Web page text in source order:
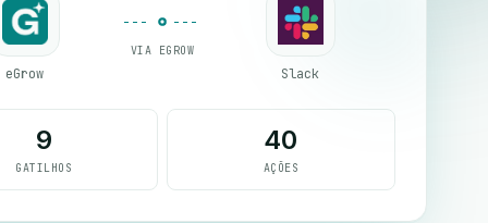
eGrow
VIA EGROW
Slack
9
GATILHOS
40
AÇÕES